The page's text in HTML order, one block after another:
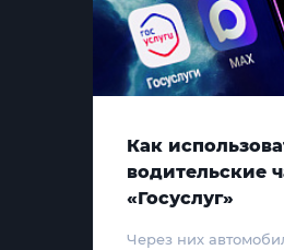
Как
водительские
«Госуслуг»
Через них